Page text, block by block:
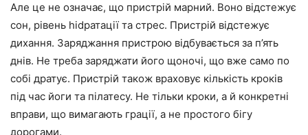
Але це не означає, що пристрій марний. Воно відстежує
сон, рівень hidратації та стрес. Пристрій відстежує
дихання. Заряджання пристрою відбувається за п’ять
днів. Не треба заряджати його щоночі, що вже само по
собі дратує. Пристрій також враховує кількість кроків
під час йоги та пілатесу. Не тільки кроки, а й конкретні
вправи, що вимагають грації, а не простого бігу
дорогами.